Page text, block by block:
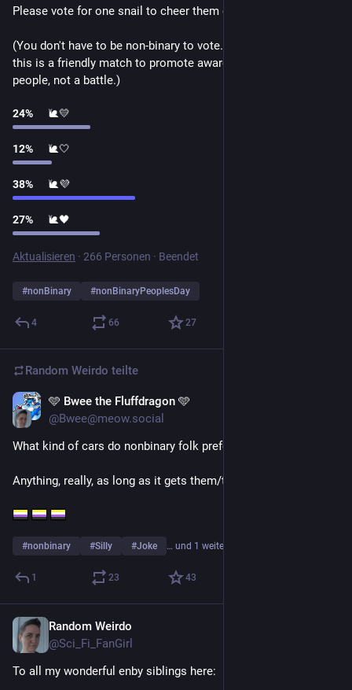
Please vote for one snail to cheer them on!
(You don't have to be non-binary to vote. Keep in mind that
this is a friendly match to promote awareness for non-binary
people, not a battle.)
24% 🐌💛
12% 🐌🤍
38% 🐌💜
27% 🐌🖤
Aktualisieren · 266 Personen · Beendet
#nonBinary #nonBinaryPeoplesDay
4 66 27
Random Weirdo teilte
🩵 Bwee the Fluffdragon 🩵
@Bwee@meow.social
What kind of cars do nonbinary folk prefer to drive?
Anything, really, as long as it gets them/their.
#nonbinary #Silly #Joke … und 1 weiterer
1 23 43
Random Weirdo
@Sci_Fi_FanGirl
To all my wonderful enby siblings here: